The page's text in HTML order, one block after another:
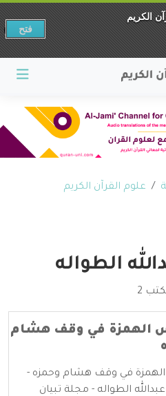
علوم القرآن الكريم
الطواله
2
الهمزة في وقف هشام
في وقف هشام وحمزه -
الطواله - مجلة تبيان
الكريم
فتح